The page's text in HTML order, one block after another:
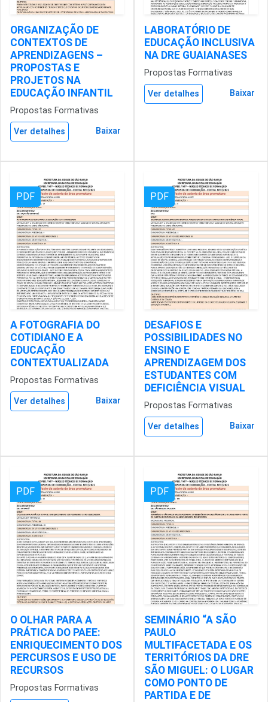
ORGANIZAÇÃO DE
CONTEXTOS DE
APRENDIZAGENS –
PROPOSTAS E
PROJETOS NA
EDUCAÇÃO INFANTIL
Propostas Formativas
Ver detalhes Baixar
LABORATÓRIO DE
EDUCAÇÃO INCLUSIVA
NA DRE GUAIANASES
Propostas Formativas
Ver detalhes Baixar
PDF
A FOTOGRAFIA DO
COTIDIANO E A
EDUCAÇÃO
CONTEXTUALIZADA
Propostas Formativas
Ver detalhes Baixar
PDF
DESAFIOS E
POSSIBILIDADES NO
ENSINO E
APRENDIZAGEM DOS
ESTUDANTES COM
DEFICIÊNCIA VISUAL
Propostas Formativas
Ver detalhes Baixar
PDF
O OLHAR PARA A
PRÁTICA DO PAEE:
ENRIQUECIMENTO DOS
PERCURSOS E USO DE
RECURSOS
Propostas Formativas
PDF
SEMINÁRIO “A SÃO
PAULO
MULTIFACETADA E OS
TERRITÓRIOS DA DRE
SÃO MIGUEL: O LUGAR
COMO PONTO DE
PARTIDA E DE